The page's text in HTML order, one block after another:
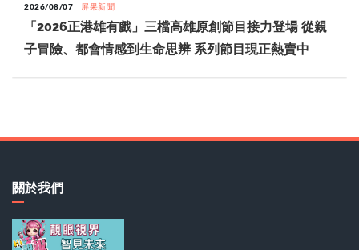
2026/08/07 屏果新聞
「2026正港雄有戲」三檔高雄原創節目接力登場 從親
子冒險、都會情感到生命思辨 系列節目現正熱賣中
關於我們